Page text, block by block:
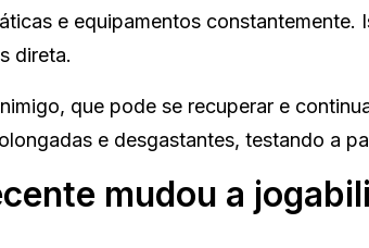
e equipamentos constantemente.
direta.
que pode se recuperar e
e desgastantes, testando a
mudou a